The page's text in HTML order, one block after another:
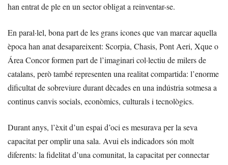
han entrat de ple en un sector obligat a reinventar-se.
En paral·lel, bona part de les grans icones que van marcar aquella
època han anat desapareixent: Scorpia, Chasis, Pont Aeri, Xque o
Área Concor formen part de l’imaginari col·lectiu de milers de
catalans, però també representen una realitat compartida: l’enorme
dificultat de sobreviure durant dècades en una indústria sotmesa a
continus canvis socials, econòmics, culturals i tecnològics.
Durant anys, l’èxit d’un espai d’oci es mesurava per la seva
capacitat per omplir una sala. Avui els indicadors són molt
diferents: la fidelitat d’una comunitat, la capacitat per connectar